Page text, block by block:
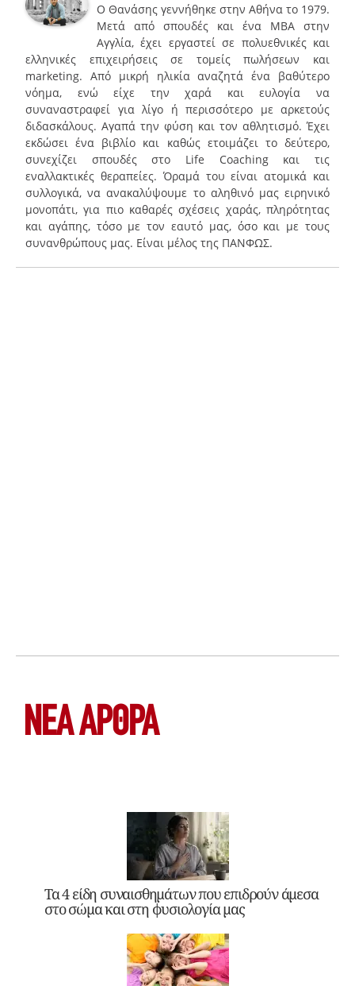
Ο Θανάσης γεννήθηκε στην Αθήνα το 1979.
Μετά από σπουδές και ένα MBA στην
Αγγλία, έχει εργαστεί σε πολυεθνικές και
ελληνικές επιχειρήσεις σε τομείς πωλήσεων και
marketing. Από μικρή ηλικία αναζητά ένα βαθύτερο
νόημα, ενώ είχε την χαρά και ευλογία να
συναναστραφεί για λίγο ή περισσότερο με αρκετούς
διδασκάλους. Αγαπά την φύση και τον αθλητισμό. Έχει
εκδώσει ένα βιβλίο και καθώς ετοιμάζει το δεύτερο,
συνεχίζει σπουδές στο Life Coaching και τις
εναλλακτικές θεραπείες. Όραμά του είναι ατομικά και
συλλογικά, να ανακαλύψουμε το αληθινό μας ειρηνικό
μονοπάτι, για πιο καθαρές σχέσεις χαράς, πληρότητας
και αγάπης, τόσο με τον εαυτό μας, όσο και με τους
συνανθρώπους μας. Είναι μέλος της ΠΑΝΦΩΣ.
ΝΕΑ ΆΡΘΡΑ
Τα 4 είδη συναισθημάτων που επιδρούν άμεσα
στο σώμα και στη φυσιολογία μας